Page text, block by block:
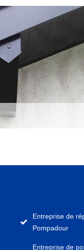
Entreprise de
Pompadour
Entreprise de